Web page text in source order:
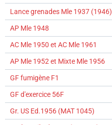
Lance grenades Mle 1937 (1946)
AP Mle 1948
AC Mle 1950 et AC Mle 1961
AP Mle 1952 et Mixte Mle 1956
GF fumigène F1
GF d'exercice 56F
Gr. US Ed.1956 (MAT 1045)